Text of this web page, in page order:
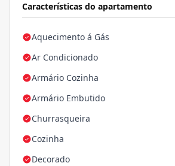
Características do apartamento
Aquecimento á Gás
Ar Condicionado
Armário Cozinha
Armário Embutido
Churrasqueira
Cozinha
Decorado